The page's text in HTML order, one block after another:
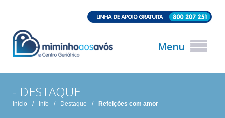
Menu
- DESTAQUE
Início / Info / Destaque / Refeições com amor